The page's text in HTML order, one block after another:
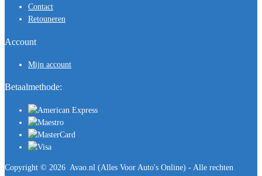
Contact
Retouneren
Account
Mijn account
Betaalmethode:
Copyright © 2026 Avao.nl (Alles Voor Auto's Online) - Alle rechten